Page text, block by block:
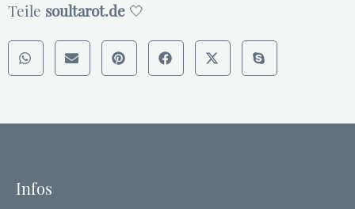
Teile soultarot.de 🤍
Infos